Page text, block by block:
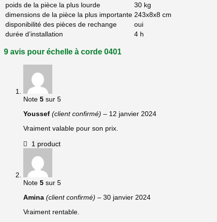
poids de la pièce la plus lourde
30 kg
dimensions de la pièce la plus importante 243x8x8 cm
disponibilité des pièces de rechange
oui
durée d’installation
4 h
9 avis pour échelle à corde 0401
Note 5 sur 5
Youssef (client confirmé) – 12 janvier 2024
Vraiment valable pour son prix.
1 product
Note 5 sur 5
Amina (client confirmé) – 30 janvier 2024
Vraiment rentable.